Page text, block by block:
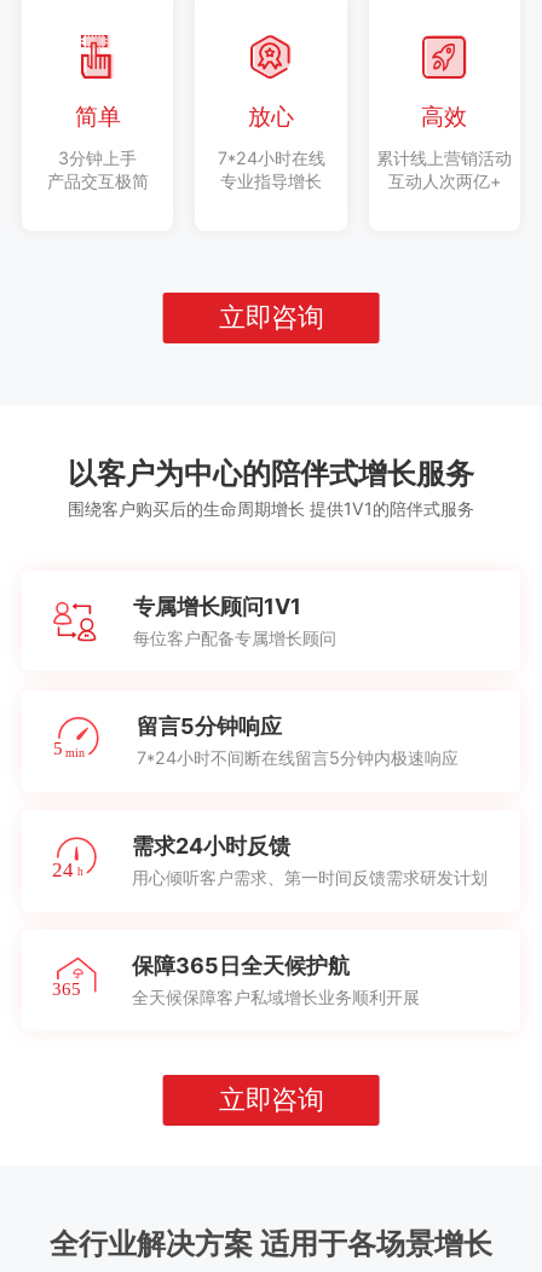
简单
3分钟上手
产品交互极简
放心
7*24小时在线
专业指导增长
高效
累计线上营销活动
互动人次两亿+
立即咨询
以客户为中心的陪伴式增长服务
围绕客户购买后的生命周期增长 提供1V1的陪伴式服务
专属增长顾问1V1
每位客户配备专属增长顾问
留言5分钟响应
7*24小时不间断在线留言5分钟内极速响应
需求24小时反馈
用心倾听客户需求、第一时间反馈需求研发计划
保障365日全天候护航
全天候保障客户私域增长业务顺利开展
立即咨询
全行业解决方案 适用于各场景增长